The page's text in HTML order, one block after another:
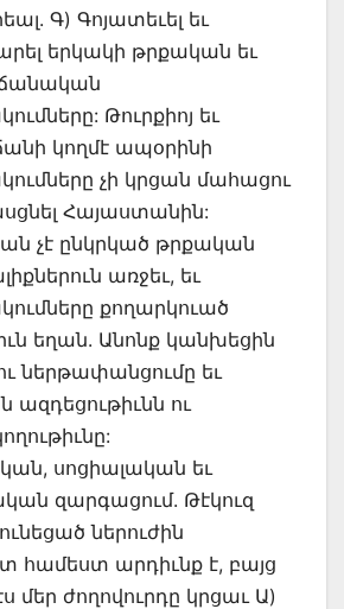
Գ) Գոյատեւել եւ
երկակի թրքական եւ
Թուրքիոյ եւ
կողմէ ապօրինի
չի կրցան մահացու
Հայաստանին:
չէ ընկրկած թրքական
առջեւ, եւ
քողարկուած
եղան. Անոնք կանխեցին
ներթափանցումը եւ
ազդեցութիւնն ու
սոցիալական եւ
զարգացում. Թէկուզ
ներուժին
համեստ արդիւնք է, բայց
մեր ժողովուրդը կրցաւ Ա)